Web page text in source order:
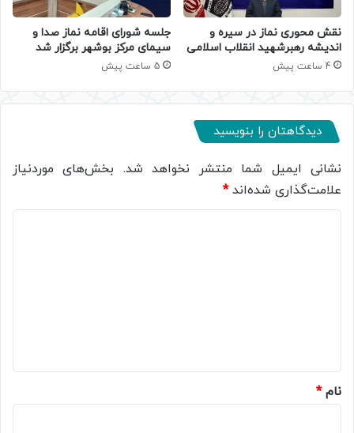
نقش محوری نماز در سیره و
اندیشه رهبرشهید انقلاب اسلامی
4 ساعت پیش
جلسه شورای اقامه نماز صدا و
سیمای مرکز بوشهر برگزار شد
5 ساعت پیش
دیدگاهتان را بنویسید
نشانی ایمیل شما منتشر نخواهد شد. بخش‌های موردنیاز
علامت‌گذاری شده‌اند*
نام*